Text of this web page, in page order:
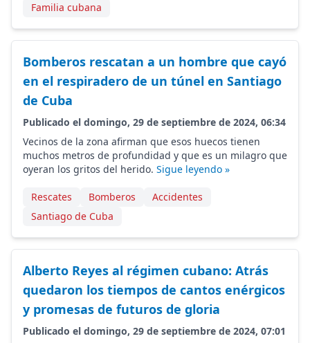
Familia cubana
Bomberos rescatan a un hombre que cayó
en el respiradero de un túnel en Santiago
de Cuba
Publicado el domingo, 29 de septiembre de 2024, 06:34
Vecinos de la zona afirman que esos huecos tienen
muchos metros de profundidad y que es un milagro que
oyeran los gritos del herido. Sigue leyendo »
Rescates Bomberos
Accidentes
Santiago de Cuba
Alberto Reyes al régimen cubano: Atrás
quedaron los tiempos de cantos enérgicos
y promesas de futuros de gloria
Publicado el domingo, 29 de septiembre de 2024, 07:01